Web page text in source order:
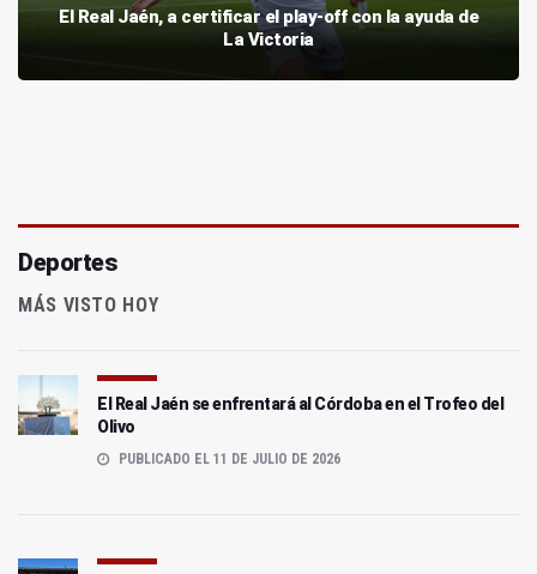
El Real Jaén, a certificar el play-off con la ayuda de
La Victoria
Deportes
MÁS VISTO HOY
El Real Jaén se enfrentará al Córdoba en el Trofeo del
Olivo
PUBLICADO EL 11 DE JULIO DE 2026